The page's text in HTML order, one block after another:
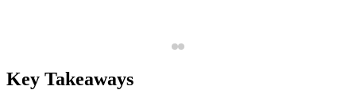
Key Takeaways